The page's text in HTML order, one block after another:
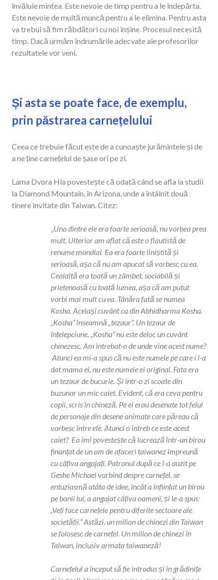
învăluie mintea. Este nevoie de timp pentru a le îndepărta.
Este nevoie de multă muncă pentru a le elimina. Pentru asta
va trebui să fim răbdători cu noi înșine. Procesul necesită
timp. Dacă urmăm îndrumările adecvate ale profesorilor
rezultatele vor veni.
Și asta se poate face, de exemplu,
prin păstrarea carnețelului
Ceea ce trebuie făcut este de a cunoaște jurămintele și de
a ne ține carnețelul de șase ori pe zi.
Lama Dvora Hla povestește că odată când se afla la studii
la Diamond Mountain, în Arizona, unde a întâlnit două
tinere invitate din Taiwan. Citez:
„Una dintre ele era foarte serioasă, nu vorbea prea
mult. Ulterior am aflat că este o flautistă de
renume mondial. Ea era foarte liniștită și
serioasă, așa că nu am apucat să vorbesc cu ea.
Cealaltă era toată un zâmbet, sociabilă și
prietenoasă cu toată lumea, așa că am putut
vorbi mai mult cu ea. Tânăra fată se numea
Kosha. Același cuvânt ca din Abhidharma Kosha.
„Kosha” înseamnă „tezaur”. Un tezaur de
înțelepciune. „Kosha” nu este deloc un cuvânt
chinezesc. Am întrebat-o de unde vine acest nume?
Atunci ea mi-a spus că nu este numele pe care i l-a
dat mama ei, nu este numele ei original. Fata era
un tezaur de bucurie. Și într-o zi scoate din
buzunar un mic caiet. Evident, că era ceva pentru
copii, scris în chineză. Pe el erau desenate tot felul
de personaje din desene animate care păreau că
vorbesc între ele. Atunci o întreb ce este acest
caiet? Ea îmi povestește că lucrează într-un birou
finanțat de un om de afaceri taiwanez împreună
cu câțiva angajați. Patronul după ce l-a auzit pe
Geshe Michael vorbind despre carnețel, se
entuziasmă atâta de idee, încât a înființat un birou
pe banii lui, a angajat câțiva oameni, și le-a spus:
„Veți face carnețele pentru diferite sectoare ale
societății.” Astăzi, un milion de chinezi din Taiwan
se folosesc de carnețel. Un milion de chinezi în
Taiwan, inclusiv armata taiwaneză!
Carnețelul a început să fie introdus și în grădinițe